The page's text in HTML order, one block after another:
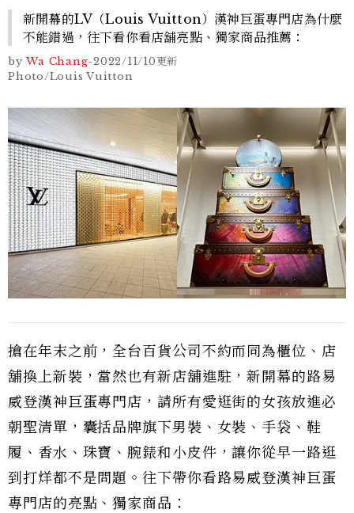
新開幕的LV（Louis Vuitton）漢神巨蛋專門店為什麼
不能錯過，往下看你看店舖亮點、獨家商品推薦：
by Wa Chang-2022/11/10更新
Photo/Louis Vuitton
搶在年末之前，全台百貨公司不約而同為櫃位、店
舖換上新裝，當然也有新店舖進駐，新開幕的路易
威登漢神巨蛋專門店，請所有愛逛街的女孩放進必
朝聖清單，囊括品牌旗下男裝、女裝、手袋、鞋
履、香水、珠寶、腕錶和小皮件，讓你從早一路逛
到打烊都不是問題。往下帶你看路易威登漢神巨蛋
專門店的亮點、獨家商品：